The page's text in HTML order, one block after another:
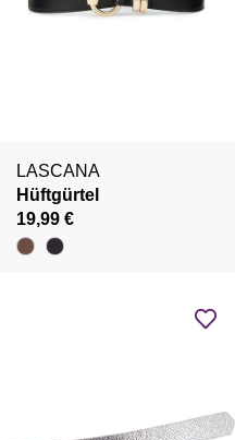
LASCANA
Hüftgürtel
19,99 €